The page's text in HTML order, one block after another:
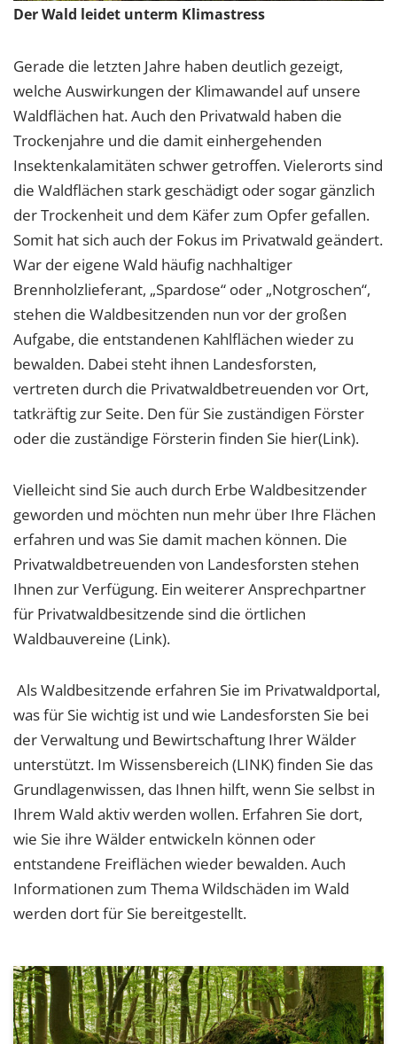
Der Wald leidet unterm Klimastress
Gerade die letzten Jahre haben deutlich gezeigt,
welche Auswirkungen der Klimawandel auf unsere
Waldflächen hat. Auch den Privatwald haben die
Trockenjahre und die damit einhergehenden
Insektenkalamitäten schwer getroffen. Vielerorts sind
die Waldflächen stark geschädigt oder sogar gänzlich
der Trockenheit und dem Käfer zum Opfer gefallen.
Somit hat sich auch der Fokus im Privatwald geändert.
War der eigene Wald häufig nachhaltiger
Brennholzlieferant, „Spardose“ oder „Notgroschen“,
stehen die Waldbesitzenden nun vor der großen
Aufgabe, die entstandenen Kahlflächen wieder zu
bewalden. Dabei steht ihnen Landesforsten,
vertreten durch die Privatwaldbetreuenden vor Ort,
tatkräftig zur Seite. Den für Sie zuständigen Förster
oder die zuständige Försterin finden Sie hier(Link).
Vielleicht sind Sie auch durch Erbe Waldbesitzender
geworden und möchten nun mehr über Ihre Flächen
erfahren und was Sie damit machen können. Die
Privatwaldbetreuenden von Landesforsten stehen
Ihnen zur Verfügung. Ein weiterer Ansprechpartner
für Privatwaldbesitzende sind die örtlichen
Waldbauvereine (Link).
Als Waldbesitzende erfahren Sie im Privatwaldportal,
was für Sie wichtig ist und wie Landesforsten Sie bei
der Verwaltung und Bewirtschaftung Ihrer Wälder
unterstützt. Im Wissensbereich (LINK) finden Sie das
Grundlagenwissen, das Ihnen hilft, wenn Sie selbst in
Ihrem Wald aktiv werden wollen. Erfahren Sie dort,
wie Sie ihre Wälder entwickeln können oder
entstandene Freiflächen wieder bewalden. Auch
Informationen zum Thema Wildschäden im Wald
werden dort für Sie bereitgestellt.